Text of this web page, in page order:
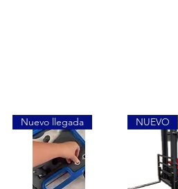
Nuevo llegada NUEVO